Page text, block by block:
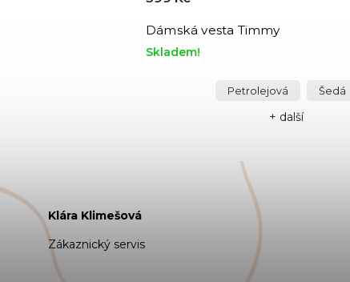
Dámská vesta Timmy
Skladem!
Petrolejová Šedá
+ další
Klára Klimešová
Zákaznický servis